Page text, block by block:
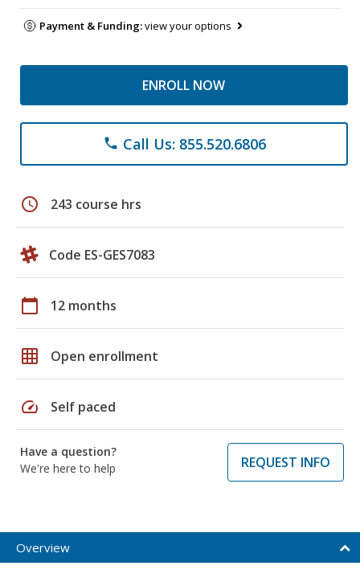
Payment & Funding:view your options
ENROLL NOW
phone Call Us: 855.520.6806
schedule 243 course hrs
Code ES-GES7083
calendar_today 12 months
grid_on Open enrollment
speed Self paced
Have a question?
We're here to help
REQUEST INFO
Overview